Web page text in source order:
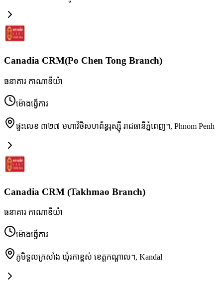
Canadia CRM(Po Chen Tong Branch)
ធនាគារ កាណាឌីយ៉ា
ម៉ោងធ្វើការ
ផ្ទះលេខ ៣២៧ មហាវិថីសហព័ន្ធរុស្ស៊ី រាជធានីភ្នំពេញ។, Phnom Penh
Canadia CRM (Takhmao Branch)
ធនាគារ កាណាឌីយ៉ា
ម៉ោងធ្វើការ
ភូមិទួលក្រសាំង ឃុំរកាខ្ពស់ ខេត្តកណ្តាល។, Kandal